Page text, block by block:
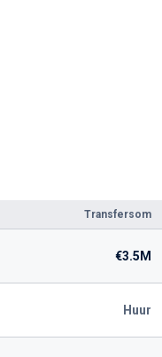
Transfersom
€3.5M
Huur